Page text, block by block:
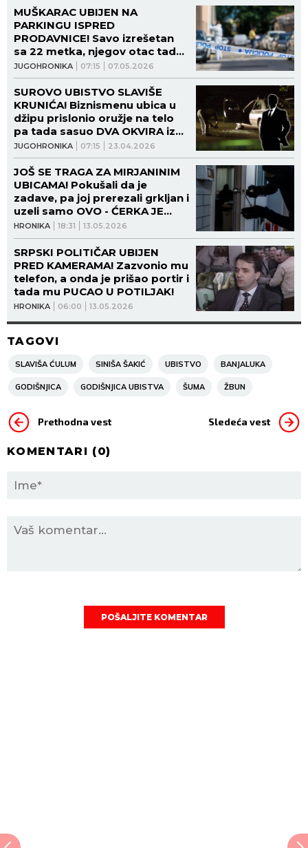
JUGOHRONIKA 07:15 07.05.2026
MUŠKARAC UBIJEN NA
PARKINGU ISPRED
PRODAVNICE! Savo izrešetan
sa 22 metka, njegov otac tada
jedva izustio: "Ugasila se
slavska sveća..."
JUGOHRONIKA 07:15 23.04.2026
SUROVO UBISTVO SLAVIŠE
KRUNIĆA! Biznismenu ubica u
džipu prislonio oružje na telo
pa tada sasuo DVA OKVIRA iz
kalašnjikova!
HRONIKA 18:31 13.05.2026
JOŠ SE TRAGA ZA MIRJANINIM
UBICAMA! Pokušali da je
zadave, pa joj prerezali grkljan i
uzeli samo OVO - ĆERKA JE
ZVALA NA TELEFON, PA U KUĆI
ZATEKLA MAJKU U LOKVI KRVI!!
HRONIKA 06:00 13.05.2026
SRPSKI POLITIČAR UBIJEN
PRED KAMERAMA! Zazvonio mu
telefon, a onda je prišao portir i
tada mu PUCAO U POTILJAK!
TAGOVI
SLAVIŠA ĆULUM SINIŠA ŠAKIĆ UBISTVO BANJALUKA
GODIŠNJICA GODIŠNJICA UBISTVA ŠUMA ŽBUN
Prethodna vest Sledeća vest
KOMENTARI (0)
POŠALJITE KOMENTAR